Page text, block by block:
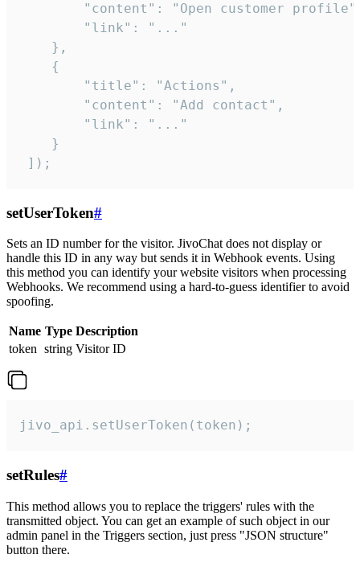
"content": "Open customer
        "link": "..."
    },
    {
        "title": "Actions",
        "content": "Add contact",
        "link": "..."
    }
]);
setUserToken#
Sets an ID number for the visitor. JivoChat does not display or
handle this ID in any way but sends it in Webhook events. Using
this method you can identify your website visitors when processing
Webhooks. We recommend using a hard-to-guess identifier to avoid
spoofing.
Name Type Description
token string Visitor ID
jivo_api.setUserToken(token);
setRules#
This method allows you to replace the triggers' rules with the
transmitted object. You can get an example of such object in our
admin panel in the Triggers section, just press "JSON structure"
button there.